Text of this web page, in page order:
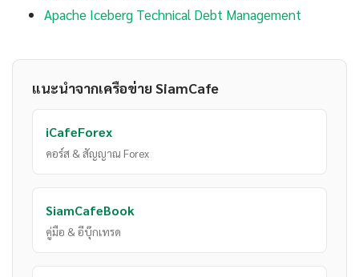
Apache Iceberg Technical Debt Management
แนะนำจากเครือข่าย SiamCafe
iCafeForex
คอร์ส & สัญญาณ Forex
SiamCafeBook
คู่มือ & อีบุ๊กเทรด